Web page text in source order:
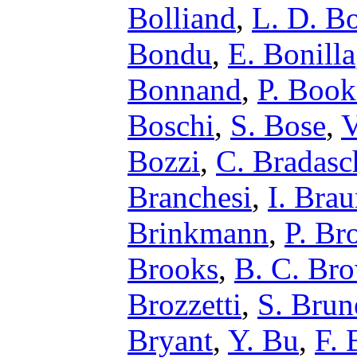
Bolliand, L. D.
Bondu, E. Bonilla
Bonnand, P.
Boschi, S. Bose,
Bozzi, C.
Branchesi, I.
Brinkmann, P.
Brooks, B. C.
Brozzetti, S.
Bryant, Y. Bu, F.